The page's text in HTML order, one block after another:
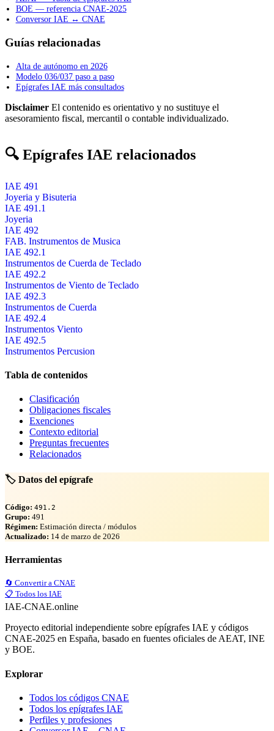
BOE — referencia CNAE-2025
Conversor IAE ↔ CNAE
Guías relacionadas
Alta de autónomo en 2026
Modelo 036/037 paso a paso
Epígrafes IAE más consultados
Disclaimer El contenido es orientativo y no sustituye el
asesoramiento fiscal, mercantil o contable individualizado.
🔍 Epígrafes IAE relacionados
IAE 491
Joyeria y Bisuteria
IAE 491.1
Joyeria
IAE 492
FAB. Instrumentos de Musica
IAE 492.1
Instrumentos de Cuerda de Teclado
IAE 492.2
Instrumentos de Viento de Teclado
IAE 492.3
Instrumentos de Cuerda
IAE 492.4
Instrumentos Viento
IAE 492.5
Instrumentos Percusion
Tabla de contenidos
Clasificación
Obligaciones fiscales
Exenciones
Contexto editorial
Preguntas frecuentes
Relacionados
🏷️ Datos del epígrafe
Código: 491.2
Grupo: 491
Régimen: Estimación directa / módulos
Actualizado: 14 de marzo de 2026
Herramientas
🔄 Convertir a CNAE
📋 Todos los IAE
IAE-CNAE.online
Proyecto editorial independiente sobre epígrafes IAE y códigos
CNAE-2025 en España, basado en fuentes oficiales de AEAT, INE
y BOE.
Explorar
Todos los códigos CNAE
Todos los epígrafes IAE
Perfiles y profesiones